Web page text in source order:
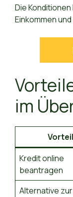
Die
Einkommen
im
Kredit online
beantragen
Alternative